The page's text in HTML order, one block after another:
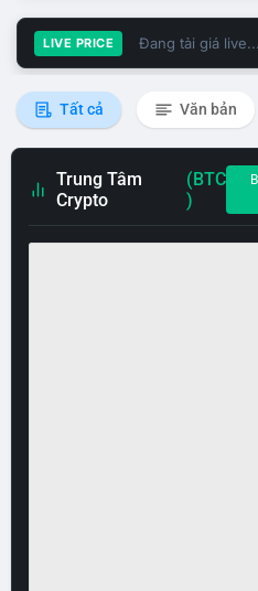
LIVE PRICE Đang tải giá live...
Tất cả Văn bản
Trung Tâm
Crypto
(BTC
)